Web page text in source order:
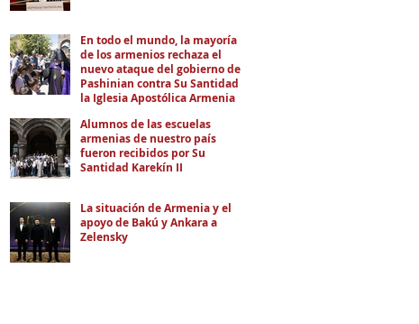
En todo el mundo, la mayoría
de los armenios rechaza el
nuevo ataque del gobierno de
Pashinian contra Su Santidad y
la Iglesia Apostólica Armenia
Alumnos de las escuelas
armenias de nuestro país
fueron recibidos por Su
Santidad Karekín II
La situación de Armenia y el
apoyo de Bakú y Ankara a
Zelensky